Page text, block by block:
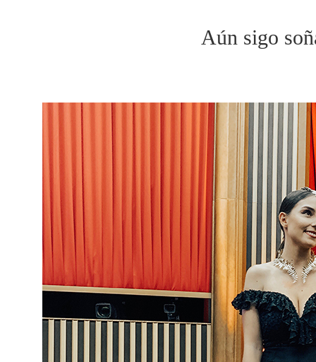
Aún sigo